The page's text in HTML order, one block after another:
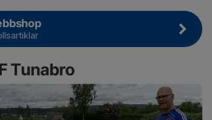
Tunabro